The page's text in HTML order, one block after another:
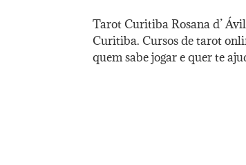
Tarot Curitiba Rosana d’
Curitiba. Cursos de tarot
quem sabe jogar e quer te